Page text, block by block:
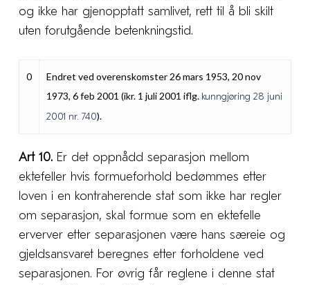
og ikke har gjenopptatt samlivet, rett til å bli skilt
uten forutgående betenkningstid.
0
Endret ved overenskomster 26 mars 1953, 20 nov
1973, 6 feb 2001 (ikr. 1 juli 2001 iflg. kunngjøring 28 juni
2001 nr. 740).
Art 10.Er det oppnådd separasjon mellom
ektefeller hvis formueforhold bedømmes etter
loven i en kontraherende stat som ikke har regler
om separasjon, skal formue som en ektefelle
erverver etter separasjonen være hans særeie og
gjeldsansvaret beregnes etter forholdene ved
separasjonen. For øvrig får reglene i denne stat